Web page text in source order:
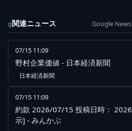
g関連ニュース Google
07/15 11:09
野村企業価値 - 日本経済新聞
日本経済新聞
07/15 11:09
約款 2026/07/15 投稿日時：
示] - みんかぶ